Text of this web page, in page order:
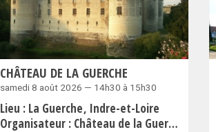
CHÂTEAU DE LA GUERCHE
samedi 8 août 2026 — 14h30 à 15h30
Lieu : La Guerche Indre-et-Loire
Organisateur : Château de la Guerche